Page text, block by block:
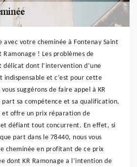
avec votre cheminée à Fontenay Saint
Ramonage ! Les problèmes de
délicat dont l’intervention d’une
indispensable et c’est pour cette
suggérons de faire appel à KR
part sa compétence et sa qualification,
et offre un prix réparation de
défiant tout concurrent. En effet, si
part dans le 78440, nous vous
cheminée en profitant de ce prix
dont KR Ramonage a l’intention de